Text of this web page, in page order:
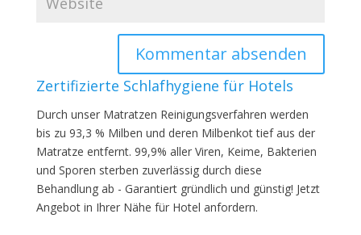
Zertifizierte Schlafhygiene für Hotels
Durch unser Matratzen Reinigungsverfahren werden
bis zu 93,3 % Milben und deren Milbenkot tief aus der
Matratze entfernt. 99,9% aller Viren, Keime, Bakterien
und Sporen sterben zuverlässig durch diese
Behandlung ab - Garantiert gründlich und günstig! Jetzt
Angebot in Ihrer Nähe für Hotel anfordern.